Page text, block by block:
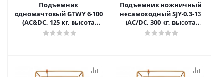
Подъемник
одномачтовый GTWY 6-100
(AC&DC, 125 кг, высота
подъема 6 м) SMART в
Подъемник ножничный
несамоходный SJY-0.3-13
(AC/DC, 300 кг, высота
подъема 13 м) SMART в